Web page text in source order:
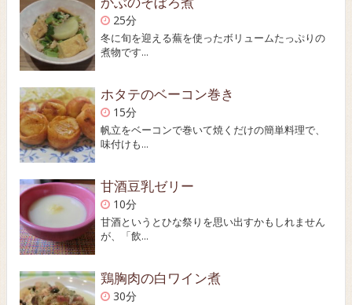
25分
冬に旬を迎える蕪を使ったボリュームたっぷりの
煮物です...
ホタテのベーコン巻き
15分
帆立をベーコンで巻いて焼くだけの簡単料理で、
味付けも...
甘酒豆乳ゼリー
10分
甘酒というとひな祭りを思い出すかもしれません
が、「飲...
鶏胸肉の白ワイン煮
30分